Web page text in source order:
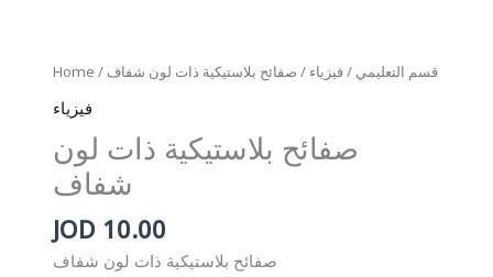
Home / قسم التعليمي /فيزياء / صفائح بلاستيكية ذات لون شفاف
فيزياء
صفائح بلاستيكية ذات لون
شفاف
JOD 10.00
صفائح بلاستيكية ذات لون شفاف